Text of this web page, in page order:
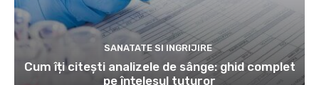
SANATATE SI INGRIJIRE
Cum îți citești analizele de sânge: ghid complet
pe înțelesul tuturor